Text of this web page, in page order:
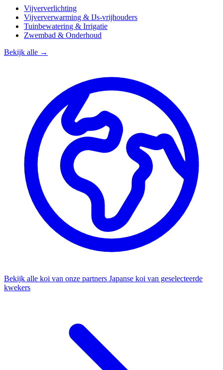
Vijververlichting
Vijververwarming & IJs-vrijhouders
Tuinbewatering & Irrigatie
Zwembad & Onderhoud
Bekijk alle →
Bekijk alle koi van onze partners Japanse koi van geselecteerde
kwekers